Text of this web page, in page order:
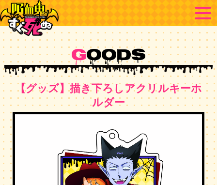
GOODS
【グッズ】描き下ろしアクリルキーホ
ルダー